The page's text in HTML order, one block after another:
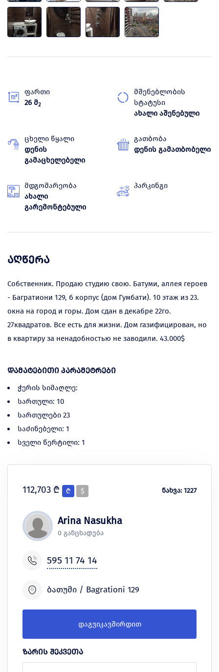
ფართი
26 მ2
მშენებლობის
სტატუსი
ახალი აშენებული
ცხელი წყალი
დენის
გამაცხელებელი
გათბობა
დენის გამათბობელი
მდგომარეობა
ახალი
გარემონტებული
პარკინგი
აღწერა
Собственник. Продаю студию свою. Батуми, аллея героев
- Багратиони 129, б корпус (дом Гумбати). 10 этаж из 23.
окна на город и горы. Дом сдан в декабре 22го.
27квадратов. Все есть для жизни. Дом газифицирован, но
в квартиру за ненадобностью не заводили. 43.000$
დამატებითი პარამეტრები
ჭერის სიმაღლე:
სართული: 10
სართულები 23
საძინებელი: 1
სველი წერტილი: 1
112,703 ₾ ₾ $ ნახვა: 1227
Arina Nasukha
0 განცხადება
595 11 74 14
ბათუმი / Bagrationi 129
დაგვიკავშირდით
ზარის შეკვეთა